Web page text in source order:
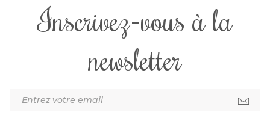
Inscrivez-vous à la
newsletter